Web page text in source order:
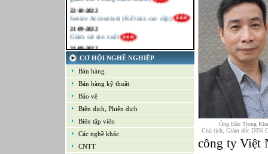
22-10-2022
Senior Accountant (Kế toán cao cấp)
Giám sát sản xuất
Kế toán tổng hợp – Thuế
16-09-2022
Nhân viên cao cấp NPD - Phát triển sản
phẩm mới
16-09-2022
Giám sát Mua hàng
16-09-2022
Chuyên viên CNTT /Bộ phận Hỗ trợ & Hệ
thống
16-09-2022
Trưởng bộ phận Kho
CƠ HỘI NGHỀ NGHIỆP
Bán hàng
Bán hàng kỹ thuật
Bảo vệ
Biên dịch, Phiên dịch
Biên tập viên
Các nghề khác
CNTT
Ông Đào Trọng
Chủ tịch, Giám đốc DTK
công ty Việt